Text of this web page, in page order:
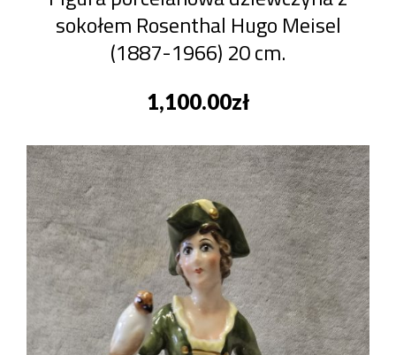
sokołem Rosenthal Hugo Meisel
(1887-1966) 20 cm.
1,100.00zł